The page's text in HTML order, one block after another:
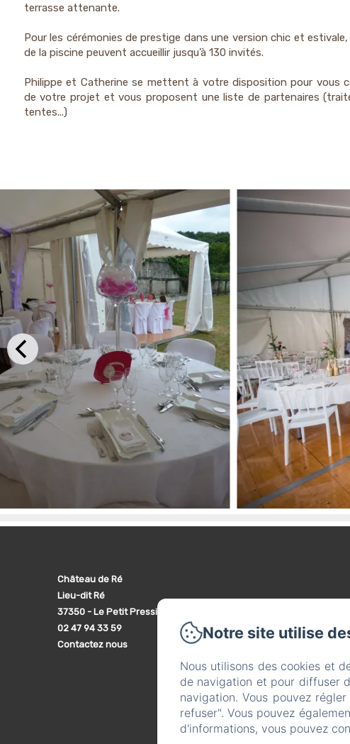
terrasse attenante.
Pour les cérémonies de prestige dans une version chic et
de la piscine peuvent accueillir jusqu’à 130 invités.
Philippe et Catherine se mettent à votre disposition pour vous
de votre projet et vous proposent une liste de partenaires
tentes...)
Château de Ré
Lieu-dit Ré
37350 - Le Petit Pressigny
02 47 94 33 59
Contactez nous
Notre site utilise
Nous utilisons des cookies et
de navigation et pour diffuser
navigation. Vous pouvez
refuser". Vous pouvez
d'informations, vous pouvez